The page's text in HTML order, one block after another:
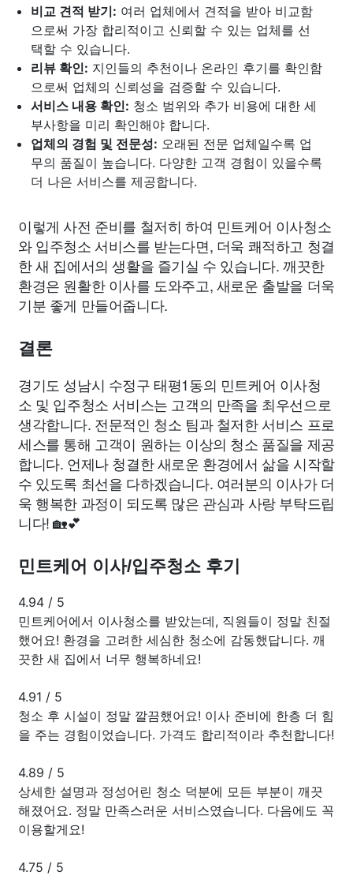
비교 견적 받기: 여러 업체에서 견적을 받아 비교함
으로써 가장 합리적이고 신뢰할 수 있는 업체를 선
택할 수 있습니다.
리뷰 확인: 지인들의 추천이나 온라인 후기를 확인함
으로써 업체의 신뢰성을 검증할 수 있습니다.
서비스 내용 확인: 청소 범위와 추가 비용에 대한 세
부사항을 미리 확인해야 합니다.
업체의 경험 및 전문성: 오래된 전문 업체일수록 업
무의 품질이 높습니다. 다양한 고객 경험이 있을수록
더 나은 서비스를 제공합니다.
이렇게 사전 준비를 철저히 하여 민트케어 이사청소
와 입주청소 서비스를 받는다면, 더욱 쾌적하고 청결
한 새 집에서의 생활을 즐기실 수 있습니다. 깨끗한
환경은 원활한 이사를 도와주고, 새로운 출발을 더욱
기분 좋게 만들어줍니다.
결론
경기도 성남시 수정구 태평1동의 민트케어 이사청
소 및 입주청소 서비스는 고객의 만족을 최우선으로
생각합니다. 전문적인 청소 팀과 철저한 서비스 프로
세스를 통해 고객이 원하는 이상의 청소 품질을 제공
합니다. 언제나 청결한 새로운 환경에서 삶을 시작할
수 있도록 최선을 다하겠습니다. 여러분의 이사가 더
욱 행복한 과정이 되도록 많은 관심과 사랑 부탁드립
니다! 🏡💕
민트케어 이사/입주청소 후기
4.94 / 5
민트케어에서 이사청소를 받았는데, 직원들이 정말 친절
했어요! 환경을 고려한 세심한 청소에 감동했답니다. 깨
끗한 새 집에서 너무 행복하네요!
4.91 / 5
청소 후 시설이 정말 깔끔했어요! 이사 준비에 한층 더 힘
을 주는 경험이었습니다. 가격도 합리적이라 추천합니다!
4.89 / 5
상세한 설명과 정성어린 청소 덕분에 모든 부분이 깨끗
해졌어요. 정말 만족스러운 서비스였습니다. 다음에도 꼭
이용할게요!
4.75 / 5